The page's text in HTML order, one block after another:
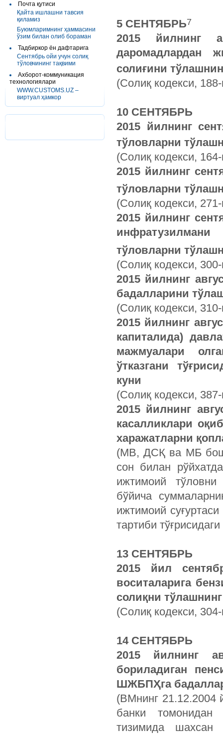
Почта қутиси
Қайта ишлашни тавсия
қиламиз
Буюмларимнинг ҳаммасини
ўзим билан олиб бораман
Тадбиркор ён дафтарига
Сентябрь ойи учун солиқ
тўловчининг тақвими
Ахборот-коммуникация
технологиялари
WWW.CUSTOMS.UZ –
виртуал ҳамкор
5 СЕНТЯБРЬ7
2015 йилнинг
даромадлардан
солиғини
(Солиқ кодекси,
10 СЕНТЯБРЬ
2015 йилнинг
тўловларни
(Солиқ кодекси,
2015 йилнинг
тўловларни
(Солиқ кодекси,
2015 йилнинг
тўловларни
(Солиқ кодекси,
2015 йилнинг
бадалларини
(Солиқ кодекси,
2015 йилнинг
капиталида)
мажмуалари
ўтказгани
куни
(Солиқ кодекси,
2015 йилнинг
касалликлари
харажатларни
(МВ, ДСҚ ва МБ
сон билан
ижтимоий
бўйича
ижтимоий
тартиби
13 СЕНТЯБРЬ
2015 йил
воситаларига
солиқни тўлашнинг
(Солиқ кодекси,
14 СЕНТЯБРЬ
2015 йилнинг
бориладиган
ШЖБПҲга
(ВМнинг 21.12.2004
банки томонидан
тизимида шахсан